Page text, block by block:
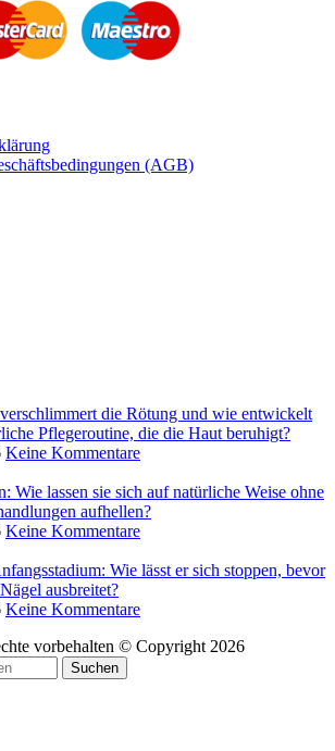
(AGB)
verschlimmert die Rötung und wie entwickelt
Pflegeroutine, die die Haut beruhigt?
Keine Kommentare
Wie lassen sie sich auf natürliche Weise ohne
aufhellen?
Keine Kommentare
Wie lässt er sich stoppen, bevor
ausbreitet?
Keine Kommentare
vorbehalten © Copyright 2026
Suchen